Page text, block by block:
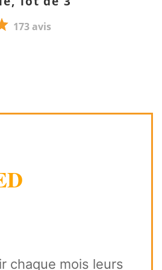
173 avis
chaque mois leurs